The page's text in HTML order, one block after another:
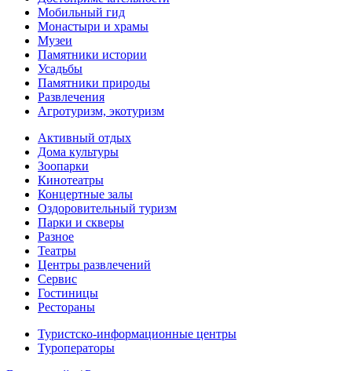
Мобильный гид
Монастыри и храмы
Музеи
Памятники истории
Усадьбы
Памятники природы
Развлечения
Агротуризм, экотуризм
Активный отдых
Дома культуры
Зоопарки
Кинотеатры
Концертные залы
Оздоровительный туризм
Парки и скверы
Разное
Театры
Центры развлечений
Сервис
Гостиницы
Рестораны
Туристско-информационные центры
Туроператоры